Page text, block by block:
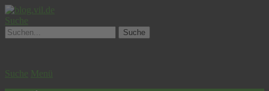
Suche
Suche Menü